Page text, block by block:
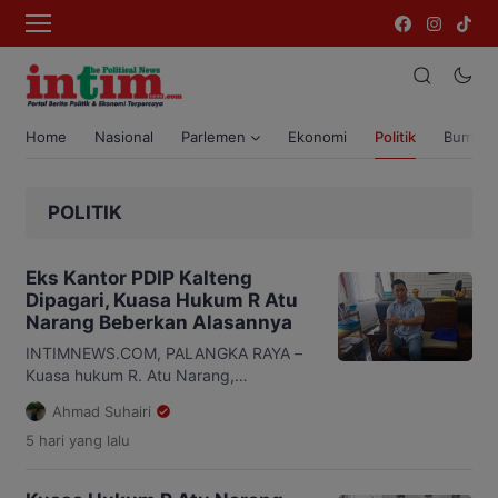
Home Nasional Parlemen Ekonomi Politik Bumi
POLITIK
Eks Kantor PDIP Kalteng
Dipagari, Kuasa Hukum R Atu
Narang Beberkan Alasannya
INTIMNEWS.COM, PALANGKA RAYA –
Kuasa hukum R. Atu Narang,
Suriansyah Halim, mengakui kliennya
melakukan pemagaran di eks Kantor
DPD PDI Perjuangan Kalimantan
Ahmad Suhairi
5 hari yang lalu